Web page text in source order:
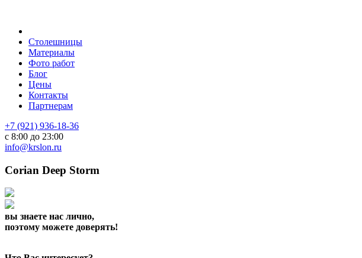
Столешницы
Материалы
Фото работ
Блог
Цены
Контакты
Партнерам
+7 (921) 936-18-36
с 8:00 до 23:00
info@krslon.ru
Corian Deep Storm
вы знаете нас лично,
поэтому можете доверять!